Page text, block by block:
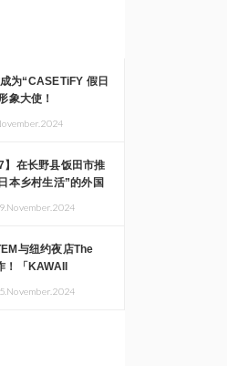
为“CASETiFY 假日
象大使！
】在长野县饭田市推
本乡村生活”的外国
与纽约夜店The
「KAWAII